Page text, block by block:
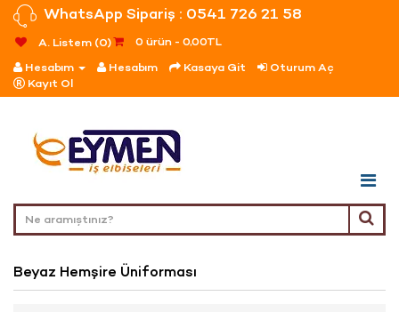
WhatsApp Sipariş : 0541 726 21 58
A. Listem (0)
0 ürün - 0,00TL
Hesabım
Hesabım Kasaya Git
Oturum Aç
Kayıt Ol
Beyaz Hemşire Üniforması